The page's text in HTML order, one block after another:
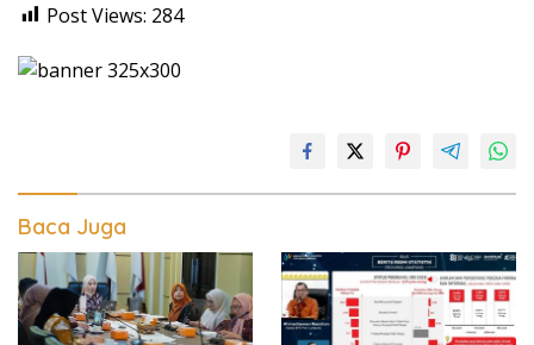
Post Views: 284
Baca Juga